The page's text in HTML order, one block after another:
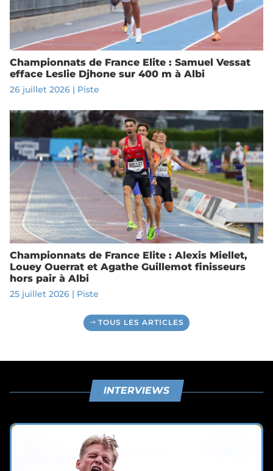
Championnats de France Elite : Samuel Vessat
efface Leslie Djhone sur 400 m à Albi
26 juillet 2026| Piste
Championnats de France Elite : Alexis Miellet,
Louey Ouerrat et Agathe Guillemot finisseurs
hors pair à Albi
25 juillet 2026| Piste
TOUS LES ARTICLES
INTERVIEWS